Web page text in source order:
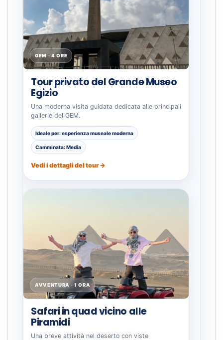
GEM · 4 ORE
Tour privato del Grande Museo
Egizio
Una moderna visita guidata dedicata alle principali
gallerie del GEM.
Ideale per: esperienza museale moderna
Camminata: Media
Vedi i dettagli del tour →
AVVENTURA · 1 ORA
Safari in quad vicino alle
Piramidi
Una breve attività nel deserto con viste